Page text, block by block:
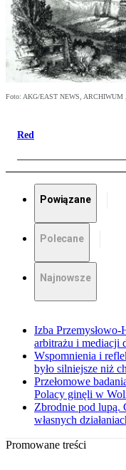
Foto: AKG/EAST NEWS, ARCHIWUM
Red
Powiązane
Polecane
Najnowsze
Izba
arbitrażu i mediacji
Wspomnienia i
było silniejsze niż
Przełomowe
Polacy ginęli w
Zbrodnie pod lupą.
własnych
Promowane treści